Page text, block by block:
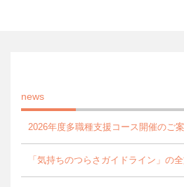
news
2026年度多職種支援コース開催のご
「気持ちのつらさガイドライン」の